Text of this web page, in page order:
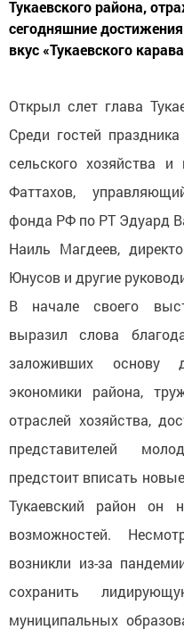
Тукаевского района,
сегодняшние
вкус «Тукаевского
Открыл слет глава
Среди гостей
сельского хозяйства
Фаттахов,
фонда РФ по РТ Эдуард
Наиль Магдеев,
Юнусов и другие
В начале своего
выразил слова
заложивших основу
экономики района,
отраслей хозяйства,
представителей
предстоит вписать
Тукаевский район он
возможностей.
возникли из-за
сохранить
муниципальных